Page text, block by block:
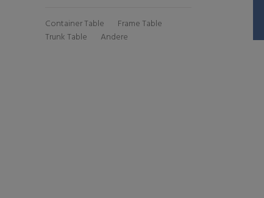
Container Table
Frame Table
Trunk Table
Andere